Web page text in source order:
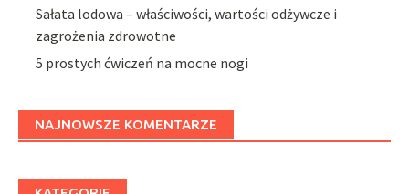
Sałata lodowa – właściwości, wartości odżywcze i
zagrożenia zdrowotne
5 prostych ćwiczeń na mocne nogi
NAJNOWSZE KOMENTARZE